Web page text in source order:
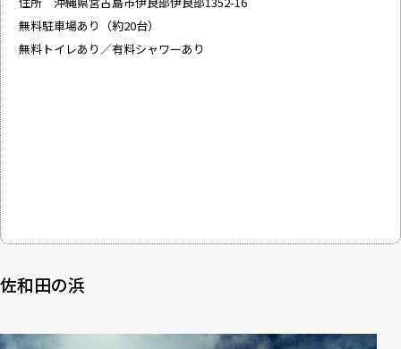
無料駐車場あり（約20台）
無料トイレあり／有料シャワーあり
佐和田の浜